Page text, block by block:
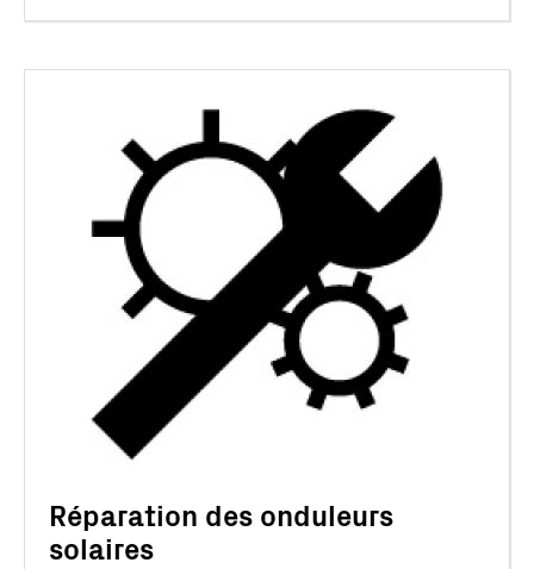
Réparation des onduleurs
solaires